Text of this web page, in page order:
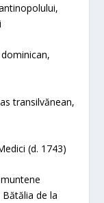
transilvănean,
(d. 1743)
de la